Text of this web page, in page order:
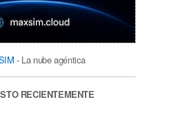
- La nube agéntica
RECIENTEMENTE